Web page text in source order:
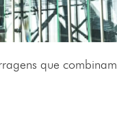
que combinam